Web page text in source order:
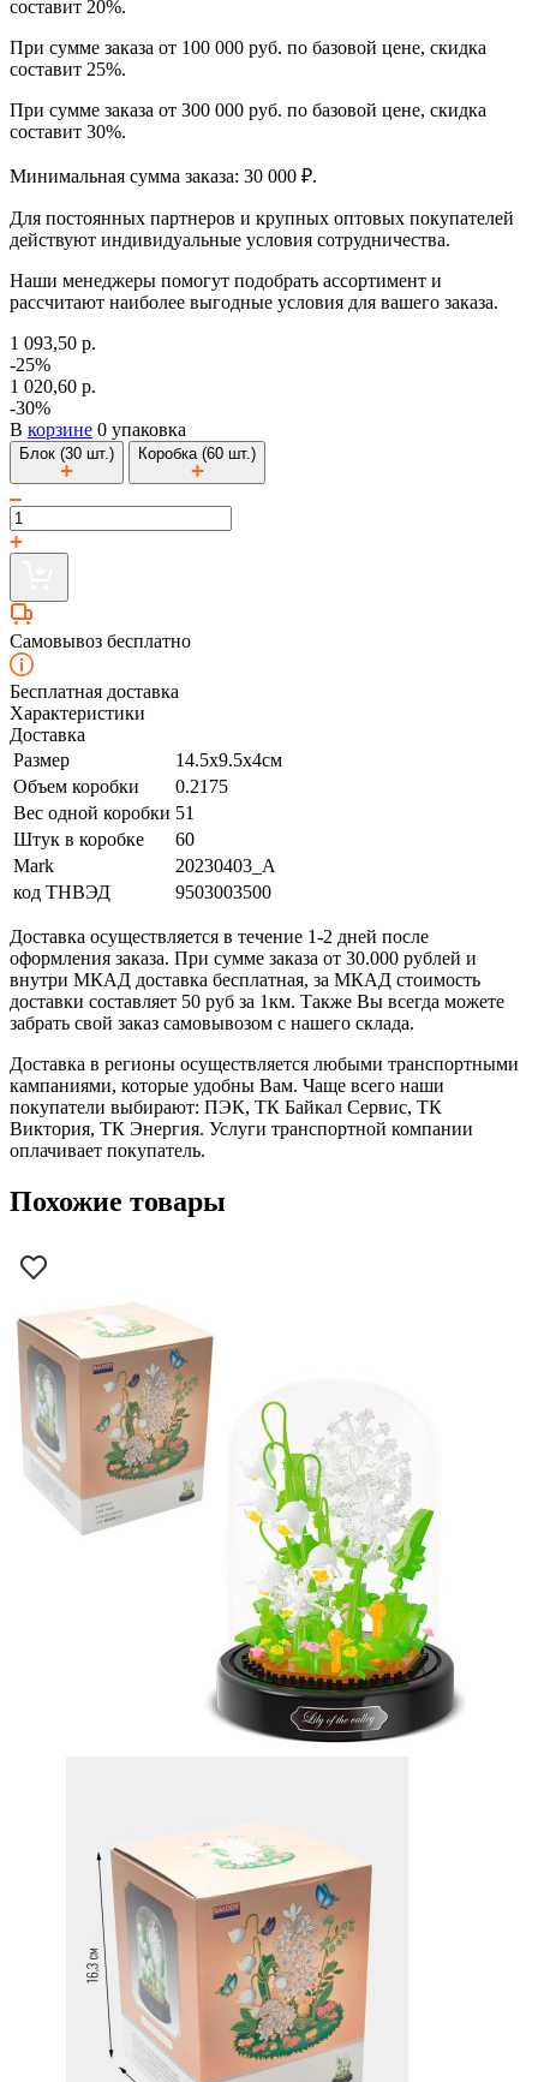
составит 20%.
При сумме заказа от 100 000 руб. по базовой цене, скидка
составит 25%.
При сумме заказа от 300 000 руб. по базовой цене, скидка
составит 30%.
Минимальная сумма заказа: 30 000 ₽.
Для постоянных партнеров и крупных оптовых покупателей
действуют индивидуальные условия сотрудничества.
Наши менеджеры помогут подобрать ассортимент и
рассчитают наиболее выгодные условия для вашего заказа.
1 093,50 р.
-25%
1 020,60 р.
-30%
В корзине 0 упаковка
Блок (30 шт.) Коробка (60 шт.)
Самовывоз бесплатно
Бесплатная доставка
Характеристики
Доставка
Размер
14.5х9.5х4см
Объем коробки
0.2175
Вес одной коробки 51
Штук в коробке
60
Mark
20230403_A
код ТНВЭД
9503003500
Доставка осуществляется в течение 1-2 дней после
оформления заказа. При сумме заказа от 30.000 рублей и
внутри МКАД доставка бесплатная, за МКАД стоимость
доставки составляет 50 руб за 1км. Также Вы всегда можете
забрать свой заказ самовывозом с нашего склада.
Доставка в регионы осуществляется любыми транспортными
кампаниями, которые удобны Вам. Чаще всего наши
покупатели выбирают: ПЭК, ТК Байкал Сервис, ТК
Виктория, ТК Энергия. Услуги транспортной компании
оплачивает покупатель.
Похожие товары